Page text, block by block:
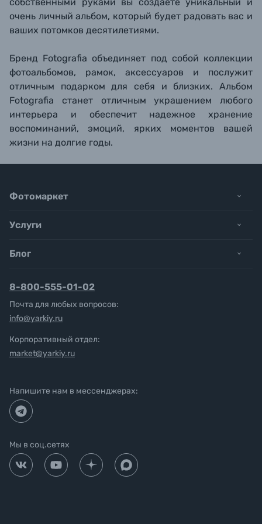
очень личный альбом, который будет радовать вас и
ваших потомков десятилетиями.
Бренд Fotografia объединяет под собой коллекции
фотоальбомов, рамок, аксессуаров и послужит
отличным подарком для себя и близких. Альбом
Fotografia станет отличным украшением любого
интерьера и обеспечит надежное хранение
воспоминаний, эмоций, ярких моментов вашей
жизни на долгие годы.
Фотомаркет
Услуги
Блог
8-800-555-01-02
Почта для любых вопросов:
info@yarkiy.ru
Корпоративный отдел:
market@yarkiy.ru
Напишите нам в мессенджерах:
Мы в соц.сетях